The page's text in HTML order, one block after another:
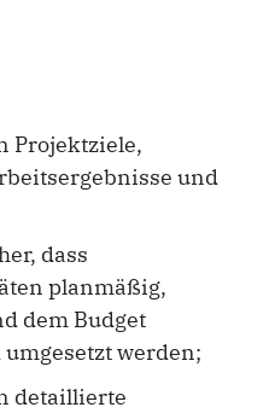
Projektziele,
und
dass
planmäßig,
dem Budget
werden;
detaillierte